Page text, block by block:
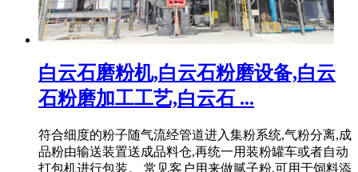
白云石磨粉机,白云石粉磨设备,白云
石粉磨加工工艺,白云石 ...
符合细度的粉子随气流经管道进入集粉系统,气粉分离,成
品粉由输送装置送成品料仓,再统一用装粉罐车或者自动
打包机进行包装。 常见客户用来做腻子粉,可用于饲料添